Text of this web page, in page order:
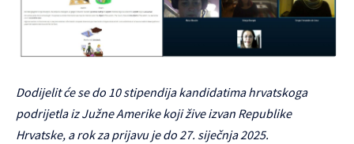
Dodijelit će se do 10 stipendija kandidatima hrvatskoga
podrijetla iz Južne Amerike koji žive izvan Republike
Hrvatske, a rok za prijavu je do 27. siječnja 2025.